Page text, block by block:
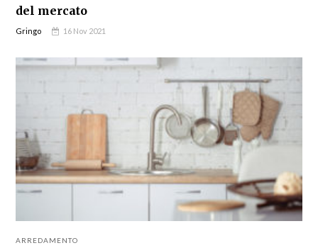
del mercato
Gringo 16 Nov 2021
ARREDAMENTO